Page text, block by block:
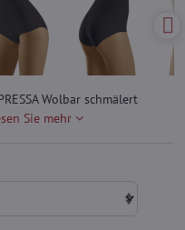
Wolbar schmälert
Sie mehr